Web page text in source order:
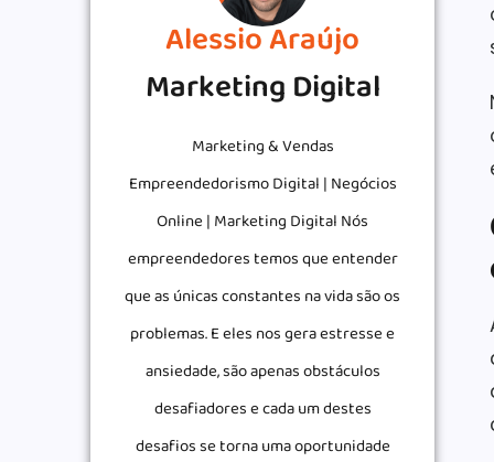
Alessio Araújo
Marketing Digital
Marketing & Vendas
Empreendedorismo Digital | Negócios
Online | Marketing Digital Nós
empreendedores temos que entender
que as únicas constantes na vida são os
problemas. E eles nos gera estresse e
ansiedade, são apenas obstáculos
desafiadores e cada um destes
desafios se torna uma oportunidade